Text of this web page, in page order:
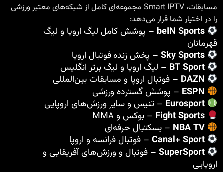
مسابقات، Smart IPTV مجموعه‌ای کامل از شبکه‌های معتبر ورزشی
را در اختیار شما قرار می‌دهد:
beIN Sports – پوشش کامل لیگ اروپا و لیگ
قهرمانان
Sky Sports – پخش زنده فوتبال اروپا
BT Sport – لیگ اروپا و لیگ برتر انگلیس
DAZN – فوتبال اروپا و مسابقات بین‌المللی
ESPN – پوشش گسترده ورزشی
Eurosport – تنیس و سایر ورزش‌های اروپایی
Fight Sports – بوکس و MMA
NBA TV – بسکتبال حرفه‌ای
Canal+ Sport – فوتبال فرانسه و اروپا
SuperSport – فوتبال و ورزش‌های آفریقایی و
اروپایی